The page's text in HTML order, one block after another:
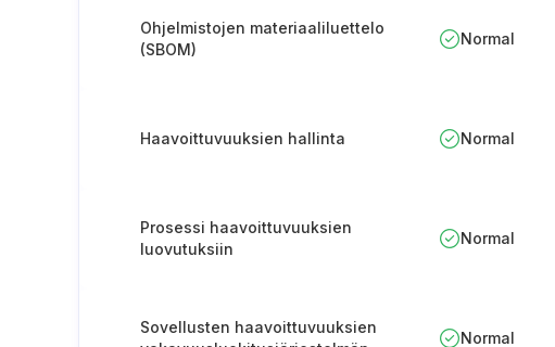
Ohjelmistojen materiaaliluettelo
(SBOM)
Normal
Haavoittuvuuksien hallinta Normal
Prosessi haavoittuvuuksien
luovutuksiin
Normal
Sovellusten haavoittuvuuksien
Normal